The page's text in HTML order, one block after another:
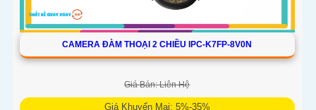
CAMERA ĐÀM THOẠI 2 CHIỀU IPC-K7FP-8V0N
Giá Bán: Liên Hệ
Giá Khuyến Mại: 5%-35%